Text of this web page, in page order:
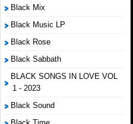
Black Mix
Black Music LP
Black Rose
Black Sabbath
BLACK SONGS IN LOVE VOL
1 - 2023
Black Sound